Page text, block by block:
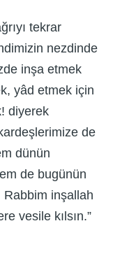
tekrar
nezdinde
inşa etmek
yâd etmek için
diyerek
de
dünün
de bugünün
inşallah
vesile kılsın.”